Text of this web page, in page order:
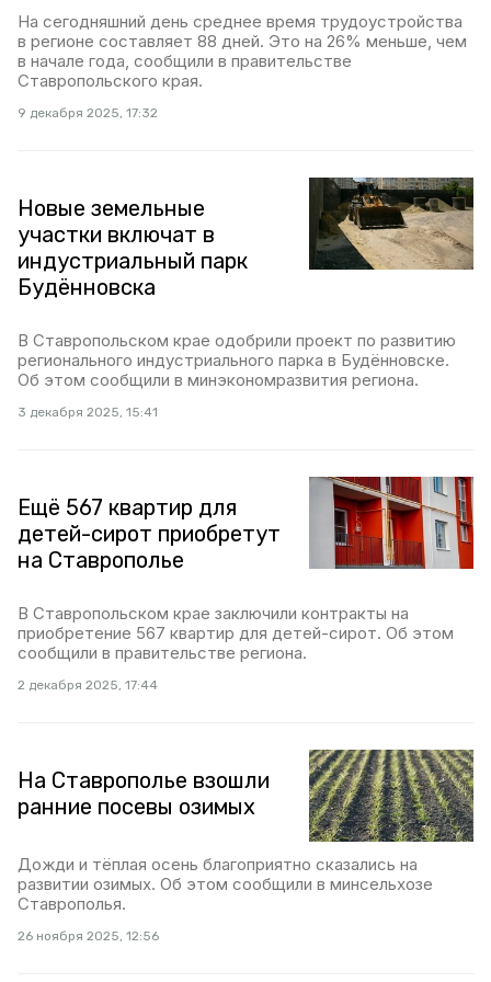
На сегодняшний день среднее время трудоустройства
в регионе составляет 88 дней. Это на 26% меньше, чем
в начале года, сообщили в правительстве
Ставропольского края.
9 декабря 2025, 17:32
Новые земельные
участки включат в
индустриальный парк
Будённовска
В Ставропольском крае одобрили проект по развитию
регионального индустриального парка в Будённовске.
Об этом сообщили в минэкономразвития региона.
3 декабря 2025, 15:41
Ещё 567 квартир для
детей-сирот приобретут
на Ставрополье
В Ставропольском крае заключили контракты на
приобретение 567 квартир для детей-сирот. Об этом
сообщили в правительстве региона.
2 декабря 2025, 17:44
На Ставрополье взошли
ранние посевы озимых
Дожди и тёплая осень благоприятно сказались на
развитии озимых. Об этом сообщили в минсельхозе
Ставрополья.
26 ноября 2025, 12:56